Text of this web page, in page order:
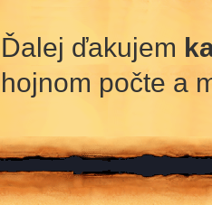
Ďalej ďakujem
hojnom počte a